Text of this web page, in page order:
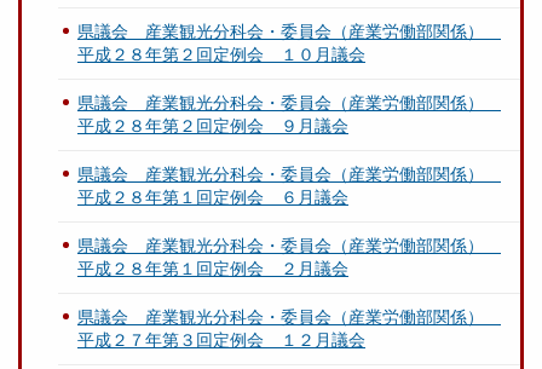
県議会 産業観光分科会・委員会（産業労働部関係）
平成２８年第２回定例会 １０月議会
県議会 産業観光分科会・委員会（産業労働部関係）
平成２８年第２回定例会 ９月議会
県議会 産業観光分科会・委員会（産業労働部関係）
平成２８年第１回定例会 ６月議会
県議会 産業観光分科会・委員会（産業労働部関係）
平成２８年第１回定例会 ２月議会
県議会 産業観光分科会・委員会（産業労働部関係）
平成２７年第３回定例会 １２月議会